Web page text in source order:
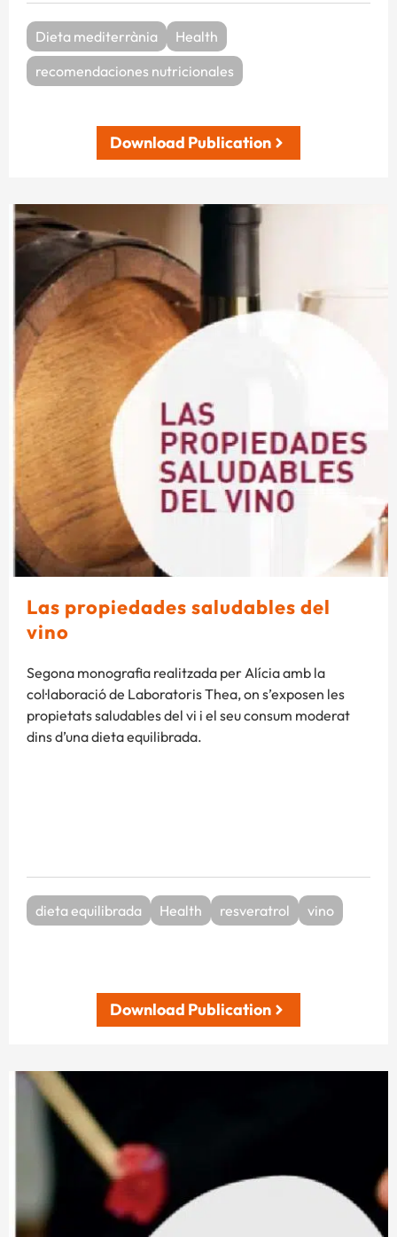
Dieta mediterrània
Health
recomendaciones nutricionales
Download Publication
Las propiedades saludables del
vino
Segona monografia realitzada per Alícia amb la
col·laboració de Laboratoris Thea, on s’exposen les
propietats saludables del vi i el seu consum moderat
dins d’una dieta equilibrada.
dieta equilibrada Health resveratrol vino
Download Publication